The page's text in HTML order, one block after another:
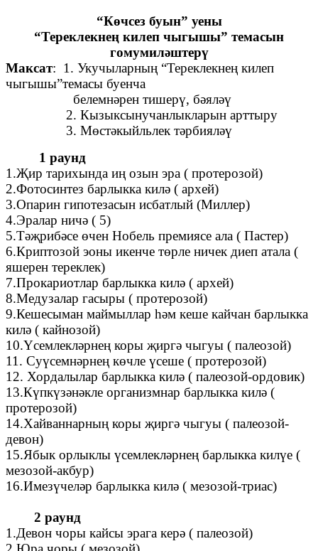
“Көчсез буын” уены
“Тереклекнең килеп чыгышы” темасын
гомумиләштерү
Максат: 1. Укучыларның “Тереклекнең килеп
чыгышы”темасы буенча
белемнәрен тишерү, бәяләү
2. Кызыксынучанлыкларын арттыру
3. Мөстәкыйльлек тәрбияләү
1 раунд
1.Җир тарихында иң озын эра ( протерозой)
2.Фотосинтез барлыкка килә ( архей)
3.Опарин гипотезасын исбатлый (Миллер)
4.Эралар ничә ( 5)
5.Тәҗрибәсе өчен Нобель премиясе ала ( Пастер)
6.Криптозой эоны икенче төрле ничек диеп атала (
яшерен тереклек)
7.Прокариотлар барлыкка килә ( архей)
8.Медузалар гасыры ( протерозой)
9.Кешесыман маймыллар һәм кеше кайчан барлыкка
килә ( кайнозой)
10.Үсемлекләрнең коры җиргә чыгуы ( палеозой)
11. Суүсемнәрнең көчле үсеше ( протерозой)
12. Хордалылар барлыкка килә ( палеозой-ордовик)
13.Күпкүзәнәкле организмнар барлыкка килә (
протерозой)
14.Хайваннарның коры җиргә чыгуы ( палеозой-
девон)
15.Ябык орлыклы үсемлекләрнең барлыкка килүе (
мезозой-акбур)
16.Имезүчеләр барлыкка килә ( мезозой-триас)
2 раунд
1.Девон чоры кайсы эрага керә ( палеозой)